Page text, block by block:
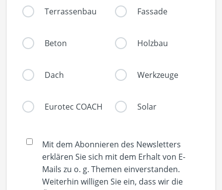
Terrassenbau Fassade
Beton Holzbau
Dach Werkzeuge
Eurotec COACH Solar
Mit dem Abonnieren des Newsletters
erklären Sie sich mit dem Erhalt von E-
Mails zu o. g. Themen einverstanden.
Weiterhin willigen Sie ein, dass wir die